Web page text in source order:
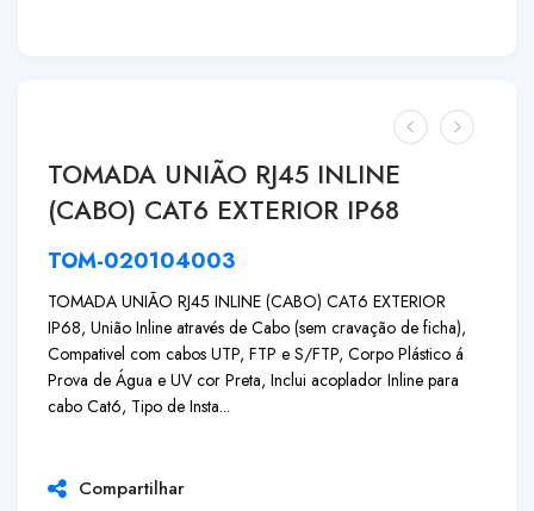
TOMADA UNIÃO RJ45 INLINE
(CABO) CAT6 EXTERIOR IP68
TOM-020104003
TOMADA UNIÃO RJ45 INLINE (CABO) CAT6 EXTERIOR
IP68, União Inline através de Cabo (sem cravação de ficha),
Compativel com cabos UTP, FTP e S/FTP, Corpo Plástico á
Prova de Água e UV cor Preta, Inclui acoplador Inline para
cabo Cat6, Tipo de Insta...
Compartilhar